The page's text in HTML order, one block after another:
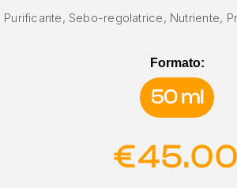
Purificante, Sebo-regolatrice, Nutriente,
Formato:
50 ml
€45.00